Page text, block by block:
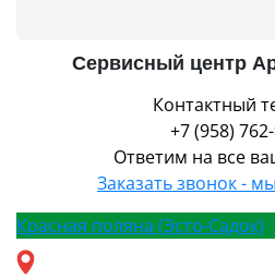
Сервисный центр
Контактный
+7 (958)
Ответим на все
Заказать звонок -
Красная поляна (Эсто-Садок)